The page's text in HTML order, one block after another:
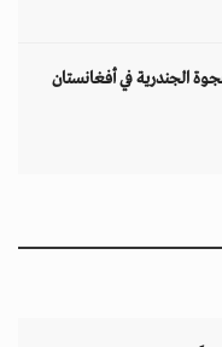
الجندرية في أفغانستان